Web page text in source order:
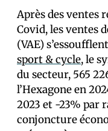
Après des ventes
Covid, les ventes
(VAE)
sport & cycle, le
du secteur, 565
l’Hexagone en
2023 et -23% par
conjoncture